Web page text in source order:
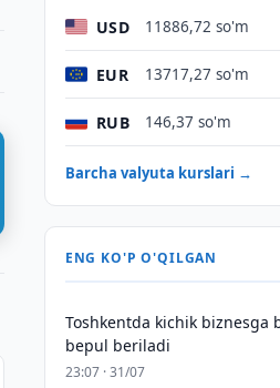
USD 11886,72 so'm
EUR 13717,27 so'm
RUB 146,37 so'm
Barcha valyuta kurslari →
ENG KO'P O'QILGAN
Toshkentda kichik biznesga
bepul beriladi
23:07 · 31/07